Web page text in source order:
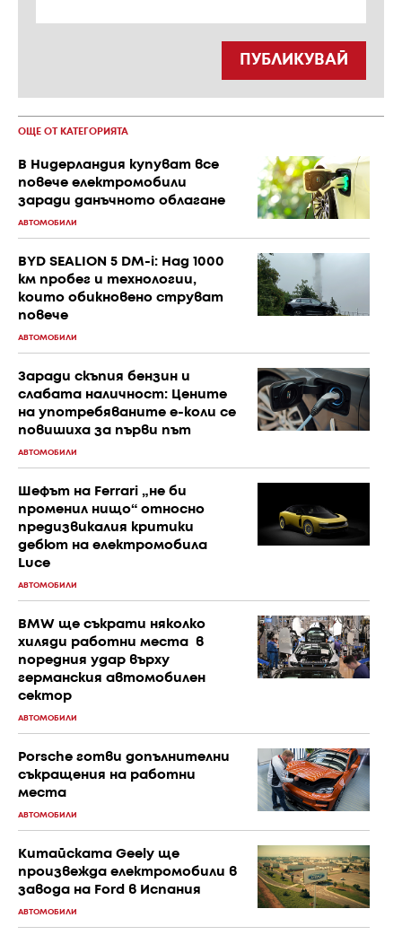
ПУБЛИКУВАЙ
ОЩЕ ОТ КАТЕГОРИЯТА
В Нидерландия купуват все
повече електромобили
заради данъчното облагане
АВТОМОБИЛИ
BYD SEALION 5 DM-i: Над 1000
км пробег и технологии,
които обикновено струват
повече
АВТОМОБИЛИ
Заради скъпия бензин и
слабата наличност: Цените
на употребяваните е-коли се
повишиха за първи път
АВТОМОБИЛИ
Шефът на Ferrari „не би
променил нищо“ относно
предизвикалия критики
дебют на електромобила
Luce
АВТОМОБИЛИ
BMW ще съкрати няколко
хиляди работни места в
поредния удар върху
германския автомобилен
сектор
АВТОМОБИЛИ
Porsche готви допълнителни
съкращения на работни
места
АВТОМОБИЛИ
Китайската Geely ще
произвежда електромобили в
завода на Ford в Испания
АВТОМОБИЛИ